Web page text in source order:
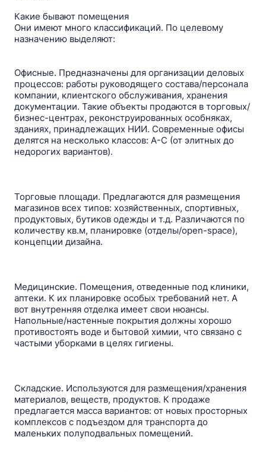
Какие бывают помещения
Они имеют много классификаций. По целевому
назначению выделяют:
Офисные. Предназначены для организации деловых
процессов: работы руководящего состава/персонала
компании, клиентского обслуживания, хранения
документации. Такие объекты продаются в торговых/
бизнес-центрах, реконструированных особняках,
зданиях, принадлежащих НИИ. Современные офисы
делятся на несколько классов: A-C (от элитных до
недорогих вариантов).
Торговые площади. Предлагаются для размещения
магазинов всех типов: хозяйственных, спортивных,
продуктовых, бутиков одежды и т.д. Различаются по
количеству кв.м, планировке (отделы/open-space),
концепции дизайна.
Медицинские. Помещения, отведенные под клиники,
аптеки. К их планировке особых требований нет. А
вот внутренняя отделка имеет свои нюансы.
Напольные/настенные покрытия должны хорошо
противостоять воде и бытовой химии, что связано с
частыми уборками в целях гигиены.
Cкладcкие. Используются для размещения/хранения
материалов, веществ, продуктов. К продаже
предлагается масса вариантов: от новых просторных
комплексов с подъездом для транспорта до
маленьких полуподвальных помещений.